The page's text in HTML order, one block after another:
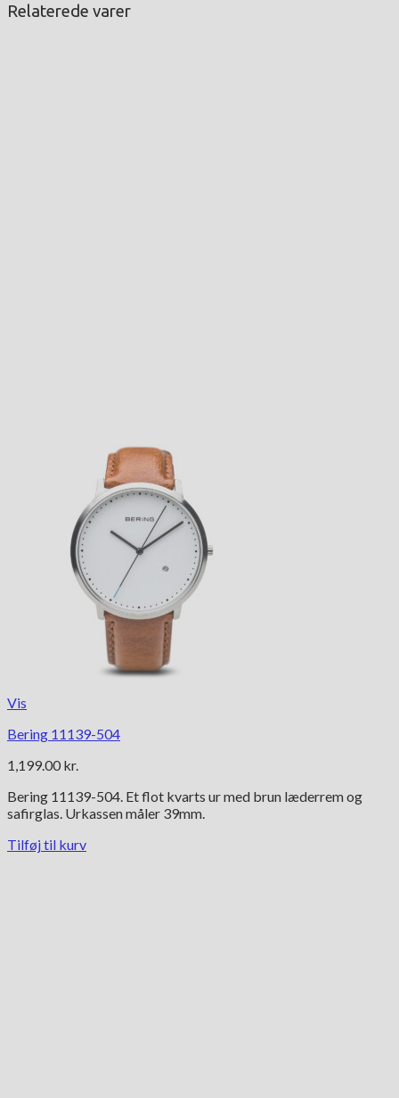
Relaterede varer
Vis
Bering 11139-504
1,199.00 kr.
Bering 11139-504. Et flot kvarts ur med brun læderrem og
safirglas. Urkassen måler 39mm.
Tilføj til kurv